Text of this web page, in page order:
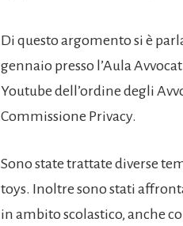
Di questo argomento si è
gennaio presso l’Aula
Youtube dell’ordine degli
Commissione Privacy.
Sono state trattate diverse
toys. Inoltre sono stati
in ambito scolastico, anche